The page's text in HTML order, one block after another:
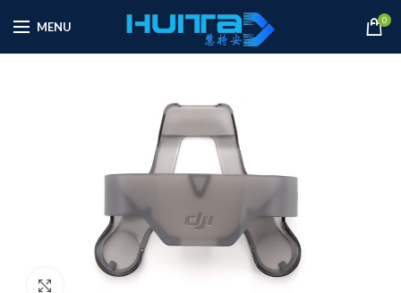
MENU 0